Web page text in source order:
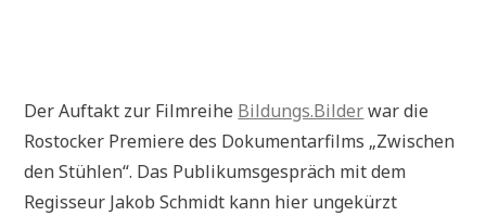
Der Auftakt zur Filmreihe Bildungs.Bilderwar die
Rostocker Premiere des Dokumentarfilms „Zwischen
den Stühlen“. Das Publikumsgespräch mit dem
Regisseur Jakob Schmidt kann hier ungekürzt